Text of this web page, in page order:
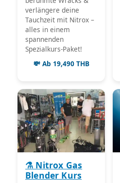
verlängere deine
Tauchzeit mit Nitrox –
alles in einem
spannenden
Spezialkurs-Paket!
💸 Ab 19,490 THB
⚗️ Nitrox Gas
Blender Kurs